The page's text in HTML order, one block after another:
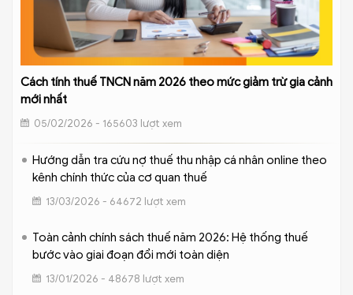
Cách tính thuế TNCN năm 2026 theo mức giảm trừ gia cảnh
mới nhất
05/02/2026 - 165603 lượt xem
Hướng dẫn tra cứu nợ thuế thu nhập cá nhân online theo
kênh chính thức của cơ quan thuế
13/03/2026 - 64672 lượt xem
Toàn cảnh chính sách thuế năm 2026: Hệ thống thuế
bước vào giai đoạn đổi mới toàn diện
13/01/2026 - 48678 lượt xem